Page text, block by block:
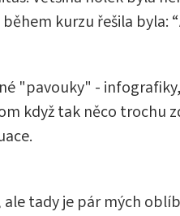
kurzu řešila byla:
"pavouky" -
když tak něco trochu
tady je pár mých